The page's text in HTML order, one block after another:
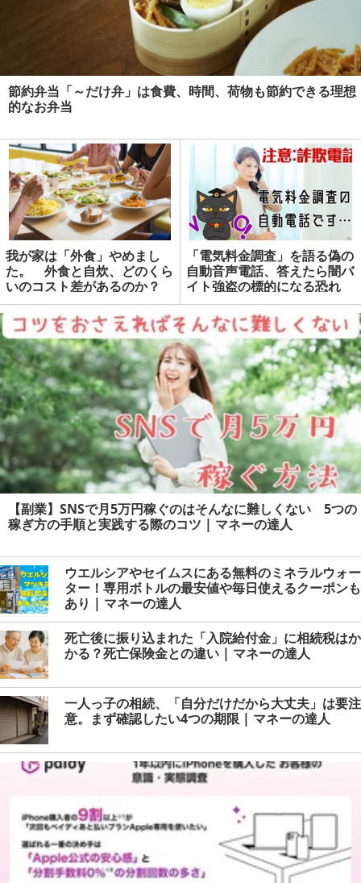
節約弁当「～だけ弁」は食費、時間、荷物も節約できる理想
的なお弁当
我が家は「外食」やめまし
た。 外食と自炊、どのくら
いのコスト差があるのか？
「電気料金調査」を語る偽の
自動音声電話、答えたら闇バ
イト強盗の標的になる恐れ
も 実際にあった詐欺手口と
対処法は | マネーの達人
【副業】SNSで月5万円稼ぐのはそんなに難しくない 5つの
稼ぎ方の手順と実践する際のコツ | マネーの達人
ウエルシアやセイムスにある無料のミネラルウォー
ター！専用ボトルの最安値や毎日使えるクーポンも
あり | マネーの達人
死亡後に振り込まれた「入院給付金」に相続税はか
かる？死亡保険金との違い | マネーの達人
一人っ子の相続、「自分だけだから大丈夫」は要注
意。まず確認したい4つの期限 | マネーの達人